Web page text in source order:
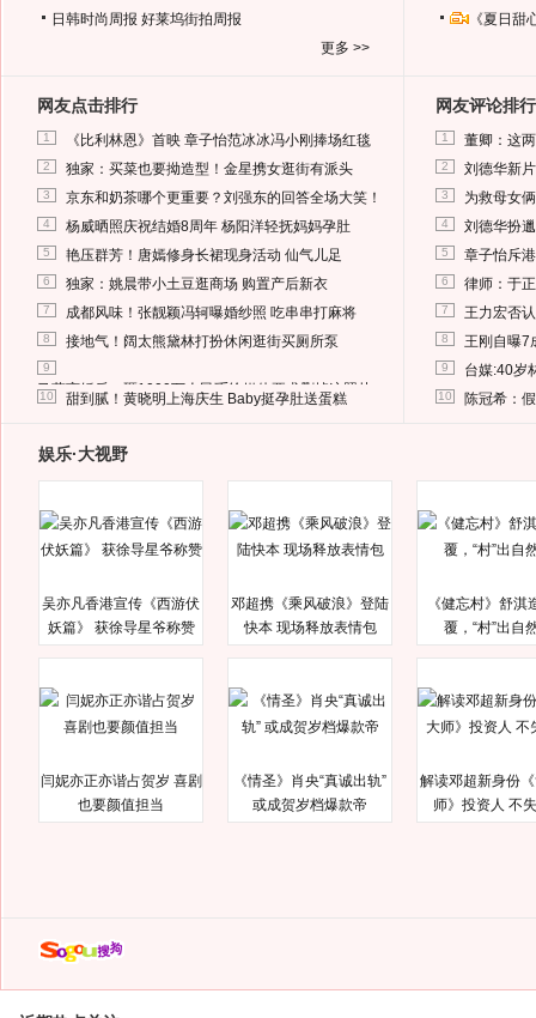
日韩时尚周报 好莱坞街拍周报
更多 >>
《夏日
网友点击排行
1 《比利林恩》首映 章子怡范冰冰冯小刚捧场红毯
2 独家：买菜也要拗造型！金星携女逛街有派头
3 京东和奶茶哪个更重要？刘强东的回答全场大笑！
4 杨威晒照庆祝结婚8周年 杨阳洋轻抚妈妈孕肚
5 艳压群芳！唐嫣修身长裙现身活动 仙气儿足
6 独家：姚晨带小土豆逛商场 购置产后新衣
7 成都风味！张靓颖冯轲曝婚纱照 吃串串打麻将
8 接地气！阔太熊黛林打扮休闲逛街买厕所泵
9
马蓉离婚后，砸1000万人民币给媒体要求删掉这照片
10 甜到腻！黄晓明上海庆生 Baby挺孕肚送蛋糕
网友评论排行
1 董卿：这
2 刘德华新
3 为救母女
4 刘德华扮
5 章子怡斥
6 律师：于
7 王力宏否
8 王刚自曝7
9 台媒:40岁
10 陈冠希：
娱乐·大视野
吴亦凡香港宣传《西游伏
妖篇》 获徐导星爷称赞
邓超携《乘风破浪》登陆
快本 现场释放表情包
《健忘村》舒淇
覆，“村”出自
闫妮亦正亦谐占贺岁 喜剧
也要颜值担当
《情圣》肖央“真诚出轨”
或成贺岁档爆款帝
解读邓超新身份
师》投资人 不